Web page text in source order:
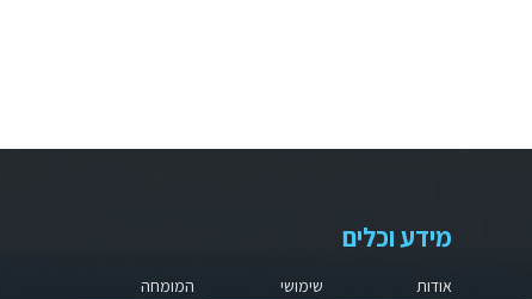
מידע וכלים
אודות
שימושי
המומחה